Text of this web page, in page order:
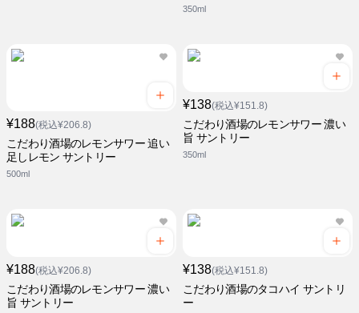
350ml
¥188(税込¥206.8)
こだわり酒場のレモンサワー 追い
足しレモン サントリー
500ml
¥138(税込¥151.8)
こだわり酒場のレモンサワー 濃い
旨 サントリー
350ml
¥188(税込¥206.8)
こだわり酒場のレモンサワー 濃い
旨 サントリー
¥138(税込¥151.8)
こだわり酒場のタコハイ サントリ
ー